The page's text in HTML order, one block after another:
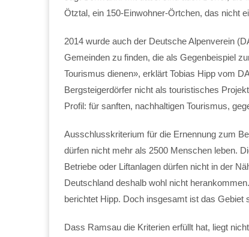
Ötztal, ein 150-Einwohner-Örtchen, das nicht
2014 wurde auch der Deutsche Alpenverein
Gemeinden zu finden, die als Gegenbeispiel
Tourismus dienen», erklärt Tobias Hipp vom
Bergsteigerdörfer nicht als touristisches
Profil: für sanften, nachhaltigen Tourismus,
Ausschlusskriterium für die Ernennung zum
dürfen nicht mehr als 2500 Menschen leben.
Betriebe oder Liftanlagen dürfen nicht in der
Deutschland deshalb wohl nicht
berichtet Hipp. Doch insgesamt ist das Gebiet
Dass Ramsau die Kriterien erfüllt hat, liegt